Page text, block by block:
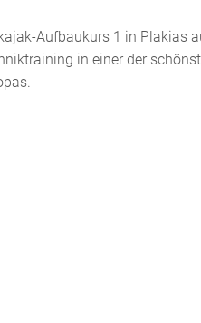
Aufbaukurs 1 in Plakias
in einer der